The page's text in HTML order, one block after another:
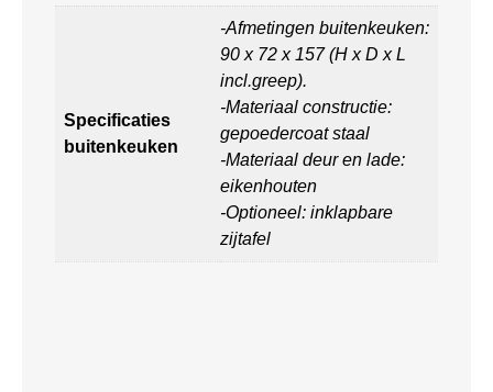
Specificaties
buitenkeuken
-Afmetingen buitenkeuken:
90 x 72 x 157 (H x D x L
incl.greep).
-Materiaal constructie:
gepoedercoat staal
-Materiaal deur en lade:
eikenhouten
-Optioneel: inklapbare
zijtafel